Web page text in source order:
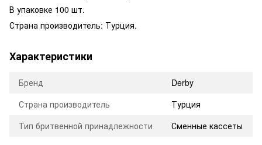
В упаковке 100 шт.
Страна производитель: Турция.
Характеристики
Бренд
Derby
Страна производитель
Турция
Тип бритвенной принадлежности
Сменные кассеты